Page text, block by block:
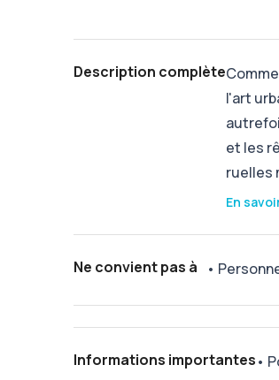
Description complète
l'art
et les
ruelles
En
Ne convient pas à •
Informations importantes•